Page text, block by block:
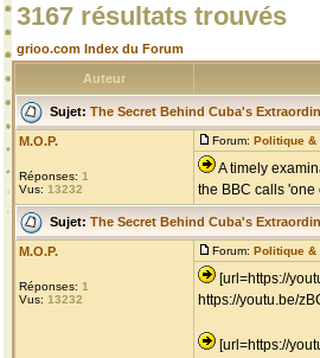
3167 résultats trouvés
grioo.com Index du Forum
Auteur
Sujet: The Secret Behind Cuba's
M.O.P.
Réponses: 1
Vus: 13232
Forum: Politique &
A timely
the BBC calls 'one
Sujet: The Secret Behind Cuba's
M.O.P.
Réponses: 1
Vus: 13232
Forum: Politique &
[url=https://
https://youtu.be/
[url=https://